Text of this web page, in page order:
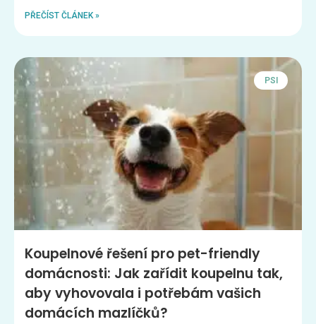
PŘEČÍST ČLÁNEK »
PSI
Koupelnové řešení pro pet-friendly
domácnosti: Jak zařídit koupelnu tak,
aby vyhovovala i potřebám vašich
domácích mazlíčků?